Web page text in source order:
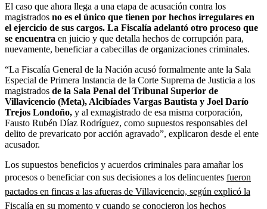
El caso que ahora llega a una etapa de acusación contra los
magistrados no es el único que tienen por hechos irregulares en
el ejercicio de sus cargos. La Fiscalía adelantó otro proceso que
se encuentra en juicio y que detalla hechos de corrupción para,
nuevamente, beneficiar a cabecillas de organizaciones criminales.
“La Fiscalía General de la Nación acusó formalmente ante la Sala
Especial de Primera Instancia de la Corte Suprema de Justicia a los
magistrados de la Sala Penal del Tribunal Superior de
Villavicencio (Meta), Alcibíades Vargas Bautista y Joel Darío
Trejos Londoño, y al exmagistrado de esa misma corporación,
Fausto Rubén Díaz Rodríguez, como supuestos responsables del
delito de prevaricato por acción agravado”, explicaron desde el ente
acusador.
Los supuestos beneficios y acuerdos criminales para amañar los
procesos o beneficiar con sus decisiones a los delincuentes fueron
pactados en fincas a las afueras de Villavicencio, según explicó la
Fiscalía en su momento y cuando se conocieron los hechos